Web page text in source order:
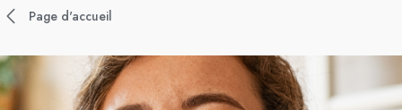
Page d'accueil